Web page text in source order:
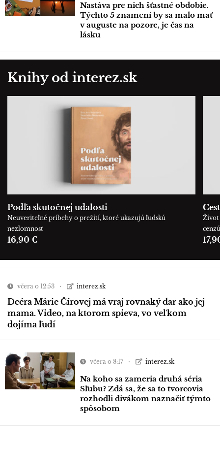
Nastáva pre nich šťastné obdobie.
Týchto 5 znamení by sa malo mať
v auguste na pozore, je čas na
lásku
Knihy od interez.sk
Podľa skutočnej udalosti
Neuveriteľné príbehy o prežití, ktoré ukazujú ľudskú
nezlomnosť
16,90 €
Život
včera o 12:53 interez.sk
Dcéra Márie Čírovej má vraj rovnaký dar ako jej
mama. Video, na ktorom spieva, vo veľkom
dojíma ľudí
včera o 8:17 interez.sk
Na koho sa zameria druhá séria
Sľubu? Zdá sa, že sa to tvorcovia
rozhodli divákom naznačiť týmto
spôsobom